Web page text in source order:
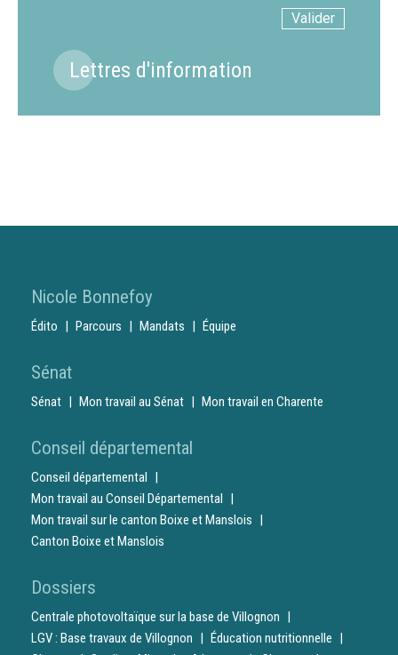
Lettres d'information
Nicole Bonnefoy
Édito Parcours Mandats Équipe
Sénat
Sénat Mon travail au Sénat Mon travail en Charente
Conseil départemental
Conseil départemental
Mon travail au Conseil Départemental
Mon travail sur le canton Boixe et Manslois
Canton Boixe et Manslois
Dossiers
Centrale photovoltaïque sur la base de Villognon
LGV : Base travaux de Villognon
Éducation nutritionnelle